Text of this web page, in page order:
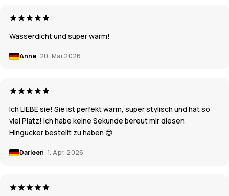
Wasserdicht und super warm!
Anne 20. Mai 2026
Ich LIEBE sie! Sie ist perfekt warm, super stylisch und hat so
viel Platz! Ich habe keine Sekunde bereut mir diesen
Hingucker bestellt zu haben 😍
Darleen 1. Apr. 2026